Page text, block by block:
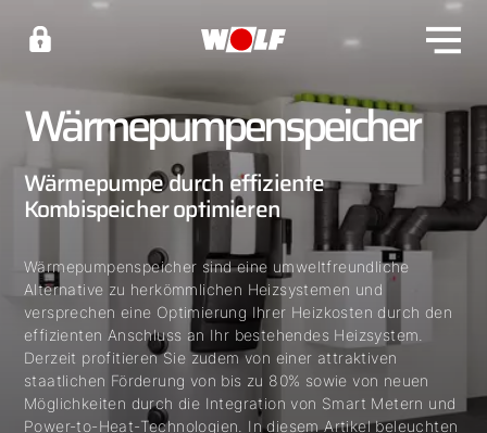
Wärmepumpenspeicher
Wärmepumpe durch effiziente
Kombispeicher optimieren
Wärmepumpenspeicher sind eine umweltfreundliche
Alternative zu herkömmlichen Heizsystemen und
versprechen eine Optimierung Ihrer Heizkosten durch den
effizienten Anschluss an Ihr bestehendes Heizsystem.
Derzeit profitieren Sie zudem von einer attraktiven
staatlichen Förderung von bis zu 80% sowie von neuen
Möglichkeiten durch die Integration von Smart Metern und
Power-to-Heat-Technologien. In diesem Artikel beleuchten